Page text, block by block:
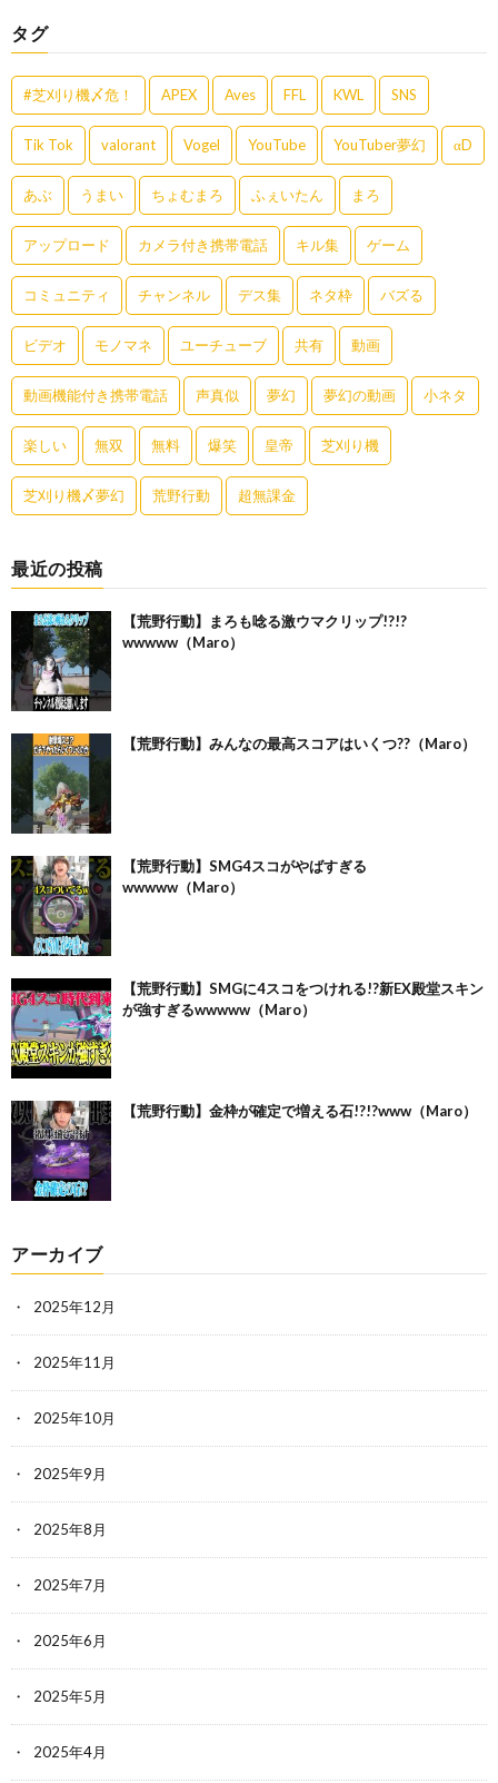
タグ
#芝刈り機〆危！ APEX Aves FFL KWL SNS
Tik Tok valorant Vogel YouTube YouTuber夢幻 αD
あぶ うまい ちょむまろ ふぇいたん まろ
アップロード カメラ付き携帯電話 キル集 ゲーム
コミュニティ チャンネル デス集 ネタ枠 バズる
ビデオ モノマネ ユーチューブ 共有 動画
動画機能付き携帯電話 声真似 夢幻 夢幻の動画 小ネタ
楽しい 無双 無料 爆笑 皇帝 芝刈り機
芝刈り機〆夢幻 荒野行動 超無課金
最近の投稿
【荒野行動】まろも唸る激ウマクリップ!?!?
wwwww（Maro）
【荒野行動】みんなの最高スコアはいくつ??（Maro）
【荒野行動】SMG4スコがやばすぎる
wwwww（Maro）
【荒野行動】SMGに4スコをつけれる!?新EX殿堂スキン
が強すぎるwwwww（Maro）
【荒野行動】金枠が確定で増える石!?!?www（Maro）
アーカイブ
2025年12月
2025年11月
2025年10月
2025年9月
2025年8月
2025年7月
2025年6月
2025年5月
2025年4月